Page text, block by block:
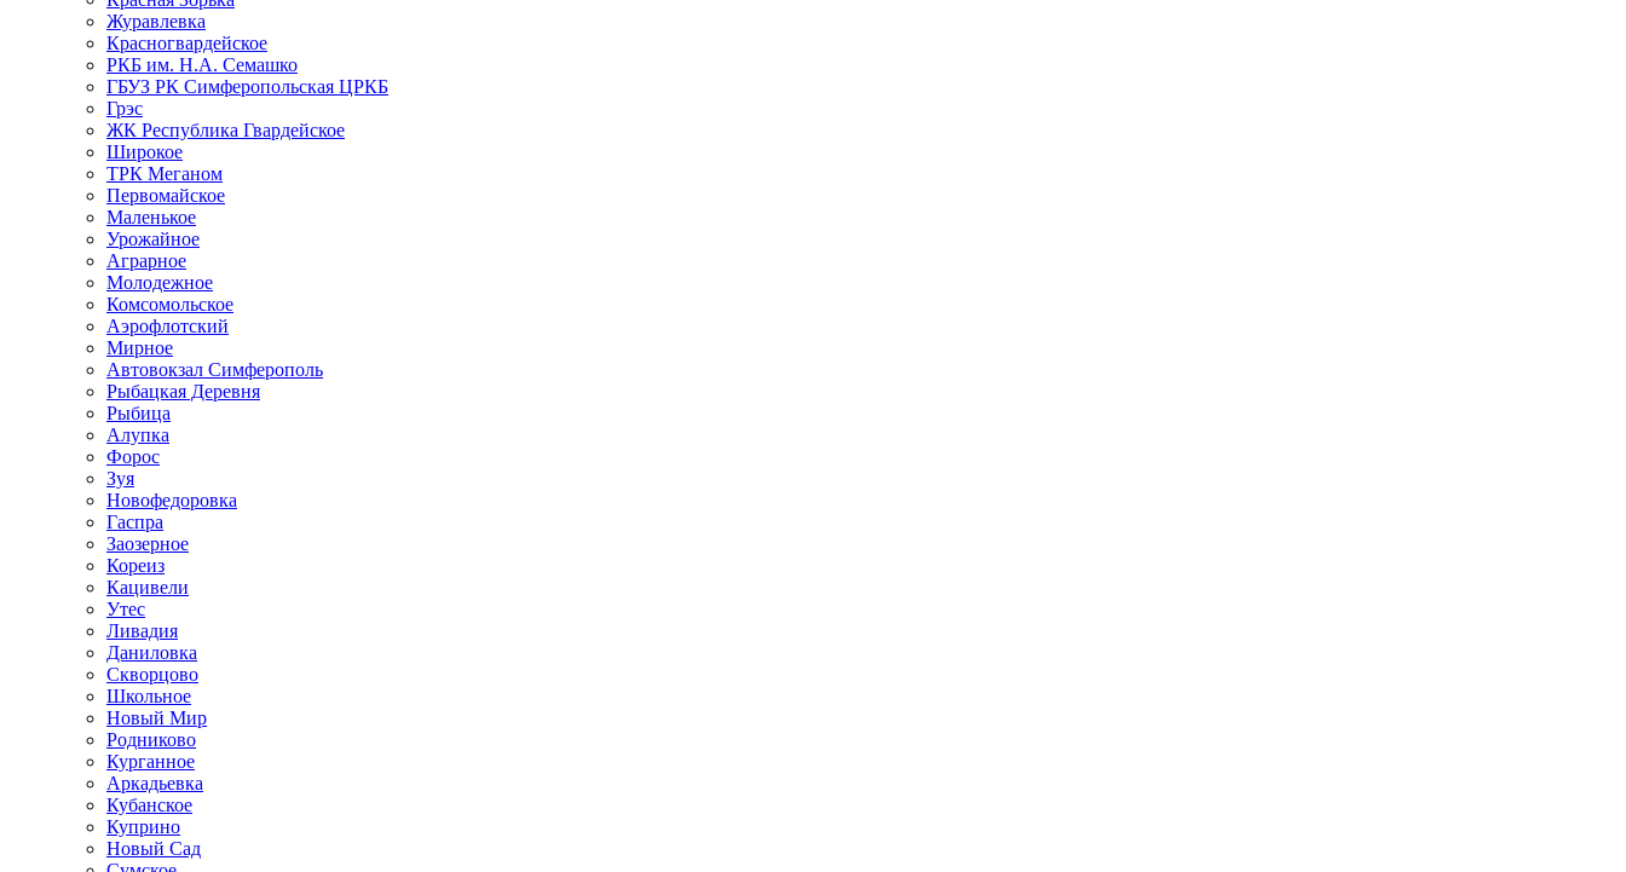
Журавлевка
Красногвардейское
РКБ им. Н.А. Семашко
ГБУЗ РК Симферопольская ЦРКБ
Грэс
ЖК Республика Гвардейское
Широкое
ТРК Меганом
Первомайское
Маленькое
Урожайное
Аграрное
Молодежное
Комсомольское
Аэрофлотский
Мирное
Автовокзал Симферополь
Рыбацкая Деревня
Рыбица
Алупка
Форос
Зуя
Новофедоровка
Гаспра
Заозерное
Кореиз
Кацивели
Утес
Ливадия
Даниловка
Скворцово
Школьное
Новый Мир
Родниково
Курганное
Аркадьевка
Кубанское
Куприно
Новый Сад